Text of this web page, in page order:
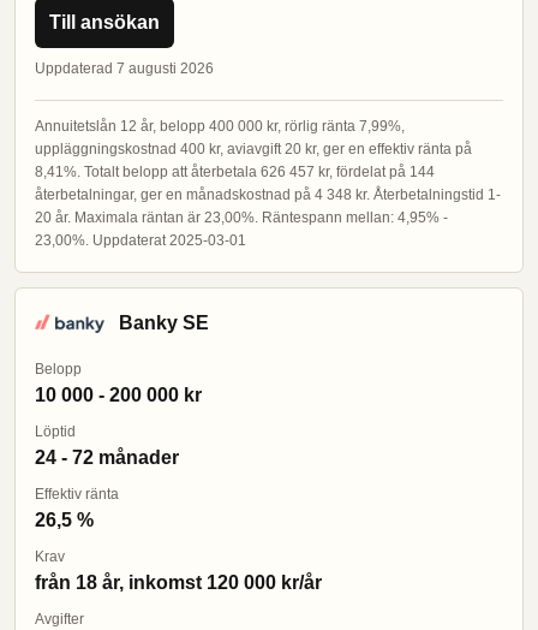
Till ansökan
Uppdaterad 7 augusti 2026
Annuitetslån 12 år, belopp 400 000 kr, rörlig ränta 7,99%,
uppläggningskostnad 400 kr, aviavgift 20 kr, ger en effektiv ränta på
8,41%. Totalt belopp att återbetala 626 457 kr, fördelat på 144
återbetalningar, ger en månadskostnad på 4 348 kr. Återbetalningstid 1-
20 år. Maximala räntan är 23,00%. Räntespann mellan: 4,95% -
23,00%. Uppdaterat 2025-03-01
Banky SE
Belopp
10 000 - 200 000 kr
Löptid
24 - 72 månader
Effektiv ränta
26,5 %
Krav
från 18 år, inkomst 120 000 kr/år
Avgifter